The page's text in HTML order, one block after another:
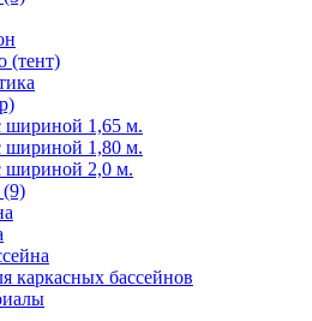
(тент)
1,65 м.
1,80 м.
2,0 м.
(9)
каркасных бассейнов